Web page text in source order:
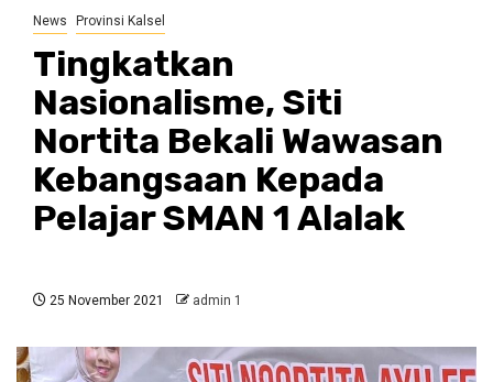
News Provinsi Kalsel
Tingkatkan
Nasionalisme, Siti
Nortita Bekali Wawasan
Kebangsaan Kepada
Pelajar SMAN 1 Alalak
25 November 2021 admin 1